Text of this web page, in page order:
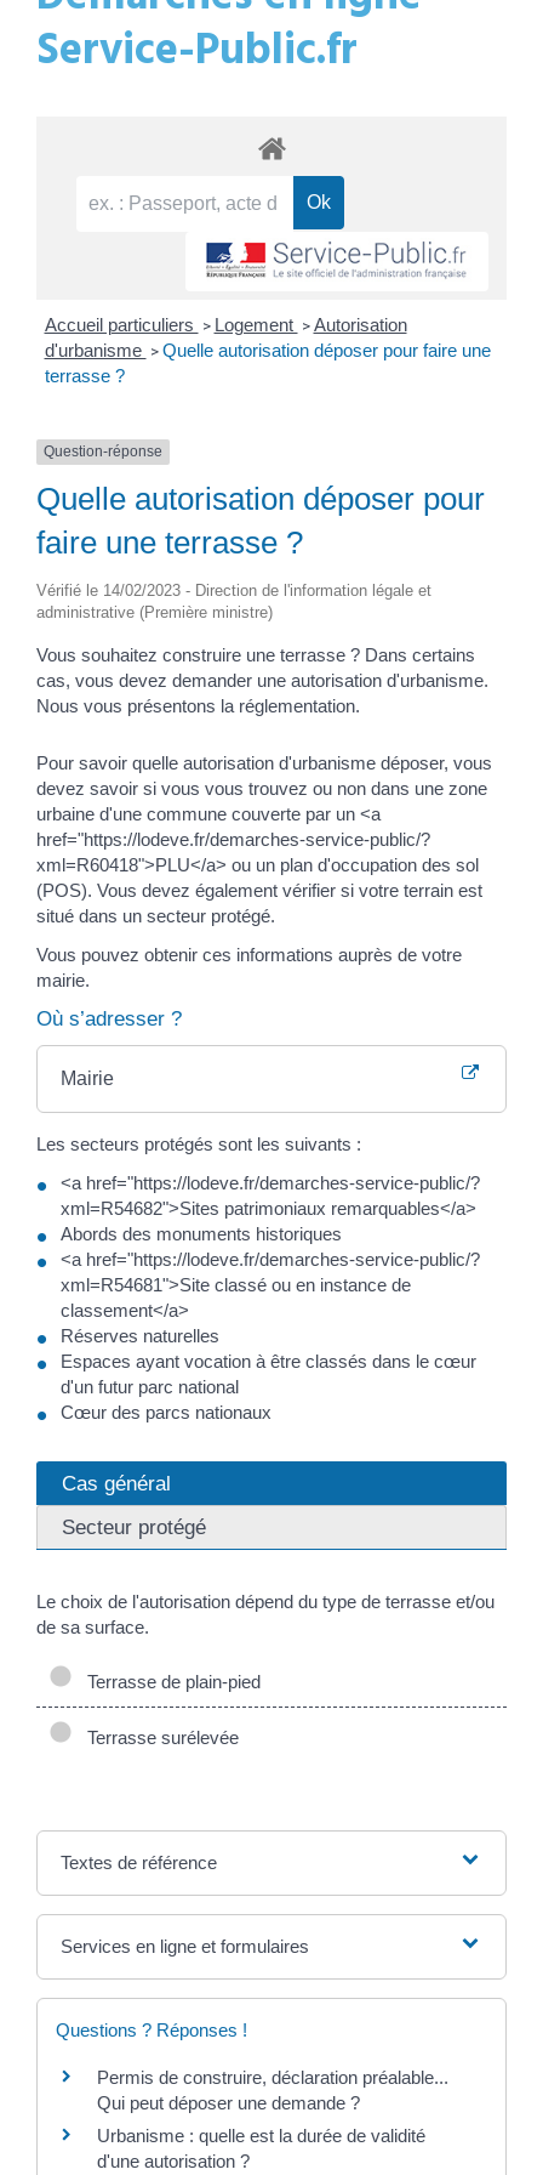
Service-Public.fr
Accueil particuliers > Logement > Autorisation
d'urbanisme > Quelle autorisation déposer pour faire une
terrasse ?
Question-réponse
Quelle autorisation déposer pour
faire une terrasse ?
Vérifié le 14/02/2023 - Direction de l'information légale et
administrative (Première ministre)
Vous souhaitez construire une terrasse ? Dans certains
cas, vous devez demander une autorisation d'urbanisme.
Nous vous présentons la réglementation.
Pour savoir quelle autorisation d'urbanisme déposer, vous
devez savoir si vous vous trouvez ou non dans une zone
urbaine d'une commune couverte par un <a
href="https://lodeve.fr/demarches-service-public/?
xml=R60418">PLU</a> ou un plan d'occupation des sol
(POS). Vous devez également vérifier si votre terrain est
situé dans un secteur protégé.
Vous pouvez obtenir ces informations auprès de votre
mairie.
Où s’adresser ?
Mairie
Les secteurs protégés sont les suivants :
<a href="https://lodeve.fr/demarches-service-public/?
xml=R54682">Sites patrimoniaux remarquables</a>
Abords des monuments historiques
<a href="https://lodeve.fr/demarches-service-public/?
xml=R54681">Site classé ou en instance de
classement</a>
Réserves naturelles
Espaces ayant vocation à être classés dans le cœur
d'un futur parc national
Cœur des parcs nationaux
Cas général
Secteur protégé
Le choix de l'autorisation dépend du type de terrasse et/ou
de sa surface.
Terrasse de plain-pied
Terrasse surélevée
Textes de référence
Services en ligne et formulaires
Questions ? Réponses !
Permis de construire, déclaration préalable...
Qui peut déposer une demande ?
Urbanisme : quelle est la durée de validité
d'une autorisation ?